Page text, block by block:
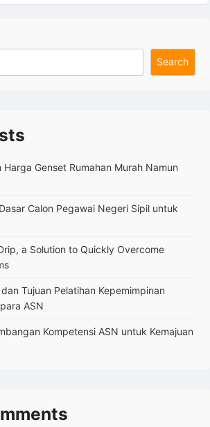
Jenis
Search
Genset Rumahan Murah Namun
Calon Pegawai Negeri Sipil untuk
a Solution to Quickly Overcome
Tujuan Pelatihan Kepemimpinan
ASN
Kompetensi ASN untuk Kemajuan